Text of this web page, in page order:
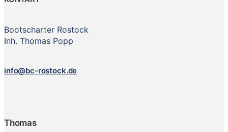
Bootscharter Rostock
Inh. Thomas Popp
info@bc-rostock.de
Thomas